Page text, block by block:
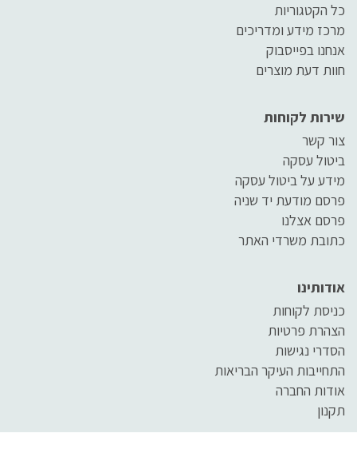
כל הקטגוריות
מרכז מידע ומדריכים
אנחנו בפייסבוק
חוות דעת מוצרים
שירות לקוחות
צור קשר
ביטול עסקה
מידע על ביטול עסקה
פרסם מודעת יד שניה
פרסם אצלנו
כתובת משרדי האתר
אודותינו
כניסת לקוחות
הצהרת פרטיות
הסדרי נגישות
התחייבות העיקר הבריאות
אודות החברה
תקנון